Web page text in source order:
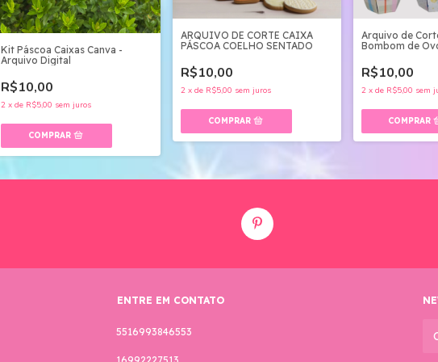
Kit Páscoa Caixas Canva -
Arquivo Digital
R$10,00
2 xde R$5,00 sem juros
ARQUIVO DE CORTE CAIXA
PÁSCOA COELHO SENTADO
R$10,00
2 xde R$5,00 sem juros
Arquivo de
Bombom de
R$10,00
2 x de R$5,00 sem
ENTRE EM CONTATO
5516993846553